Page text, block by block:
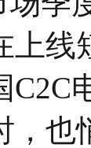
上线
C2C
，也